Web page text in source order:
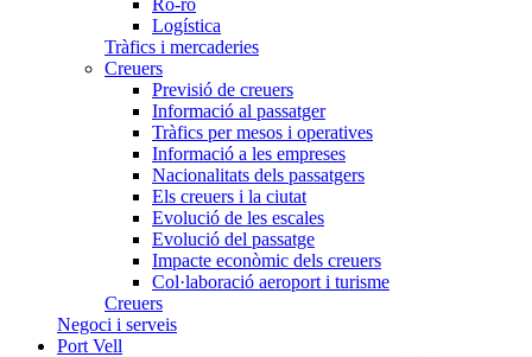
Logística
Tràfics i mercaderies
Creuers
Previsió de creuers
Informació al passatger
Tràfics per mesos i operatives
Informació a les empreses
Nacionalitats dels passatgers
Els creuers i la ciutat
Evolució de les escales
Evolució del passatge
Impacte econòmic dels creuers
Col·laboració aeroport i turisme
Creuers
Negoci i serveis
Port Vell